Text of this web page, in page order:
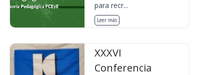
para recr...
Leer más
XXXVI
Conferencia